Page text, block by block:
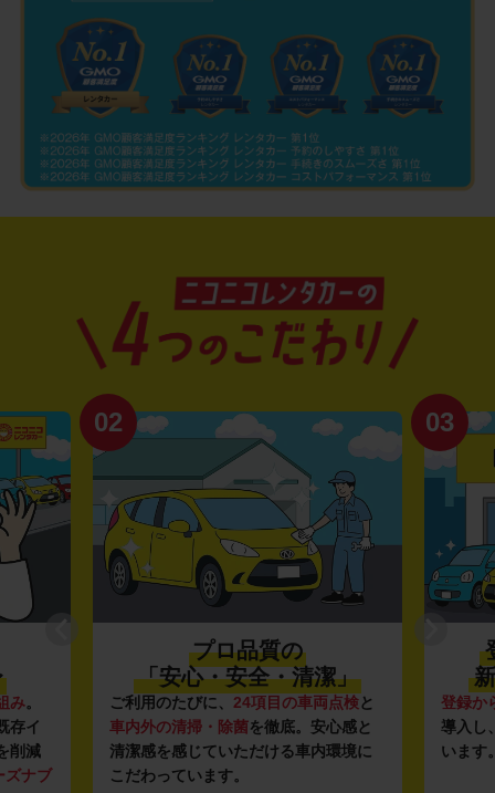
み。
存イ
削減
ズナブ
02
プロ品質の
「安心・安全・清潔」
ご利用のたびに、 24項目の車両点検と
車内外の清掃・除菌を徹底。安心感と
清潔感を感じていただける車内環境に
こだわっています。
03
登録か
導入し
います